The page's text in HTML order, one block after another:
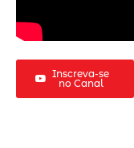
Inscreva-se
no Canal